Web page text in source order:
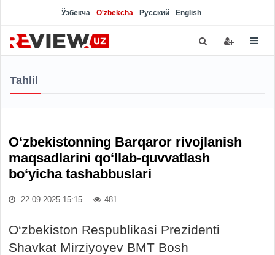
Ўзбекча O'zbekcha Русский English
Tahlil
O‘zbekistonning Barqaror rivojlanish
maqsadlarini qo‘llab-quvvatlash
bo‘yicha tashabbuslari
22.09.2025 15:15 481
O‘zbekiston Respublikasi Prezidenti
Shavkat Mirziyoyev BMT Bosh